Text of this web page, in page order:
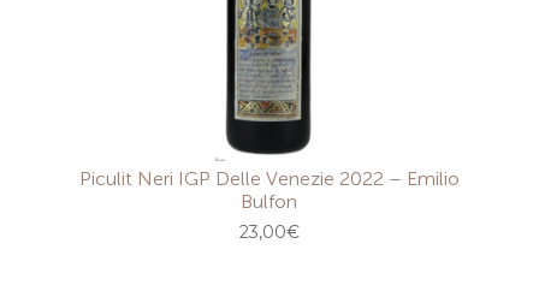
Piculit Neri IGP Delle Venezie 2022 – Emilio
Bulfon
23,00€